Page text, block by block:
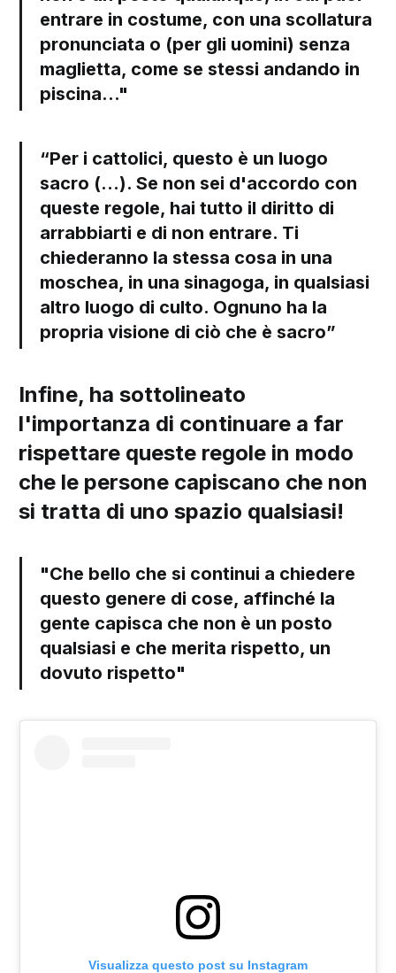
entrare in costume, con una scollatura
pronunciata o (per gli uomini) senza
maglietta, come se stessi andando in
piscina..."
“Per i cattolici, questo è un luogo
sacro (...). Se non sei d'accordo con
queste regole, hai tutto il diritto di
arrabbiarti e di non entrare. Ti
chiederanno la stessa cosa in una
moschea, in una sinagoga, in qualsiasi
altro luogo di culto. Ognuno ha la
propria visione di ciò che è sacro”
Infine, ha sottolineato
l'importanza di continuare a far
rispettare queste regole in modo
che le persone capiscano che non
si tratta di uno spazio qualsiasi!
"Che bello che si continui a chiedere
questo genere di cose, affinché la
gente capisca che non è un posto
qualsiasi e che merita rispetto, un
dovuto rispetto"
Visualizza questo post su Instagram